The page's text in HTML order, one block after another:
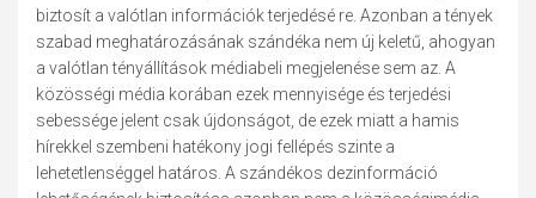
biztosít a valótlan információk terjedésé re. Azonban a tények
szabad meghatározásának szándéka nem új keletű, ahogyan
a valótlan tényállítások médiabeli megjelenése sem az. A
közösségi média korában ezek mennyisége és terjedési
sebessége jelent csak újdonságot, de ezek miatt a hamis
hírekkel szembeni hatékony jogi fellépés szinte a
lehetetlenséggel határos. A szándékos dezinformáció